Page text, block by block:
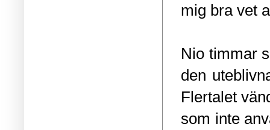
mig bra vet
Nio timmar
den
Flertalet
som inte